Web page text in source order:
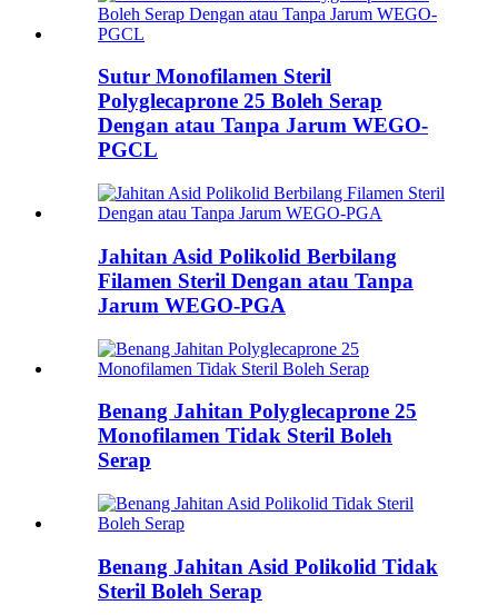
Sutur Monofilamen Steril
Polyglecaprone 25 Boleh Serap
Dengan atau Tanpa Jarum WEGO-
PGCL
Jahitan Asid Polikolid Berbilang
Filamen Steril Dengan atau Tanpa
Jarum WEGO-PGA
Benang Jahitan Polyglecaprone 25
Monofilamen Tidak Steril Boleh
Serap
Benang Jahitan Asid Polikolid Tidak
Steril Boleh Serap